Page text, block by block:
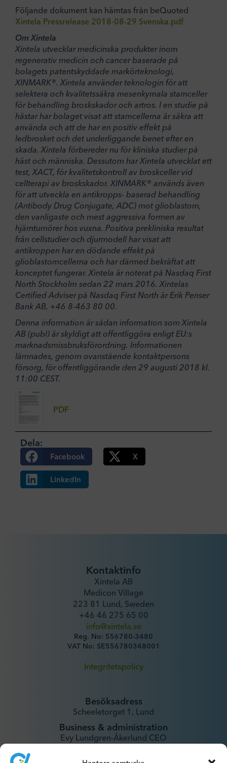
Följande dokument kan hämtas från beQuoted
Xintela Pressrelease 2018-08-29 Svenska.pdf
Om Xintela
Xintela utvecklar medicinska produkter inom
regenerativ medicin och cancer baserade på
bolagets patentskyddade markörteknologi,
XINMARK®. Xintela använder teknologin för att
selektera och kvalitetssäkra mesenkymala stamceller
för behandling broskskador och artros. I en studie på
hästar har bolaget visat att stamcellerna är säkra att
använda och att de har en positiv effekt på
ledbrosket och det underliggande benet efter en
skada. Xintela förbereder nu för kliniska studier på
häst och människa. Dessutom har Xintela utvecklat ett
test, XACT, för kvalitetskontroll av broskceller vid
cellterapi av broskskador. XINMARK® används även
för att utveckla en antikropps- baserad behandling
(Antibody Drug Conjugate, ADC) mot glioblastom,
den vanligaste och mest aggressiva formen av
hjärntumörer hos vuxna. Positiva prekliniska resultat
från cellstudier och djurmodell har visat att
antikroppen har en dödande effekt på
glioblastomcellerna och har därmed bekräftat att
konceptet fungerar. Xintela är noterat på Nasdaq First
North Stockholm sedan 22 mars 2016. Xintelas
Certified Adviser på Nasdaq First North är Erik Penser
Bank AB, +46 8-463 80 00.
Denna information är sådan information som Xintela
AB (publ) är skyldigt att offentliggöra enligt EU:s
marknadsmissbruksförordning. Informationen
lämnades, genom ovanstående kontaktpersons
försorg, för offentliggörande den 29 augusti 2018 kl.
11:00 CEST.
PDF
Dela:
Facebook X
LinkedIn
Kontaktinfo
Xintela AB
Medicon Village
223 81 Lund, Sweden
+46 46 275 65 00
info@xintela.se
Reg. No: 556780-3480
VAT No: SE556780348001
Integritetspolicy
Besöksadress
Scheeletorget 1, Lund
Business & administration
Evy Lundgren-Åkerlund CEO